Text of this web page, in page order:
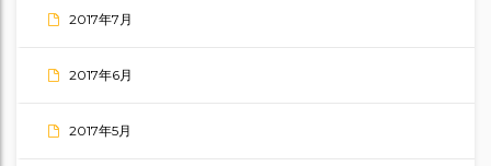
2017年7月
2017年6月
2017年5月